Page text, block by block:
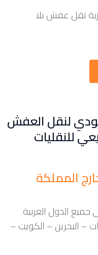
نقل عفش بلا
لنقل العفش
للنقليات
المملكة
الدول العربية
– البحرين – الكويت –